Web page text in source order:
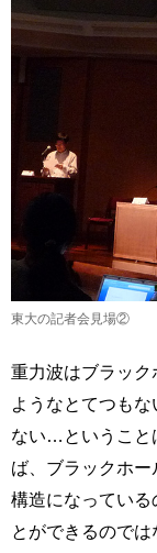
東大の記者会見場②
重力波はブラッ
ようなとてつも
ない…ということ
ば、ブラックホ
構造になっている
とができるので